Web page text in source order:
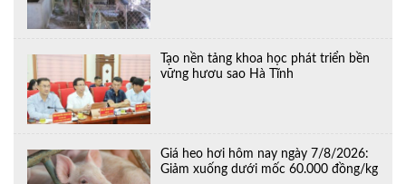
Tạo nền tảng khoa học phát triển bền
vững hươu sao Hà Tĩnh
Giá heo hơi hôm nay ngày 7/8/2026:
Giảm xuống dưới mốc 60.000 đồng/kg